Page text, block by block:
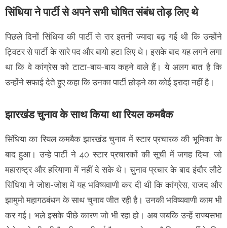
सिंधिया ने पार्टी से अपने सभी घोषित संबंध तोड़ लिए थे
पिछले दिनों सिंधिया की पार्टी से रार इतनी ज्यादा बढ़ गई थी कि उन्होंने
ट्विटर से पार्टी के सारे पद और बायो हटा लिए थे। इसके बाद यह लगने लगा
था कि वे कांग्रेस को टाटा-बाय-बाय कहने वाले हैं। ये अलग बात है कि
उन्होंने सफाई देते हुए कहा कि उनका पार्टी छोड़ने का कोई इरादा नहीं है।
झारखंड चुनाव के साथ किया था रियल कमबैक
सिंधिया का रियल कमबैक झारखंड चुनाव में स्टार प्रचारक की भूमिका के
बाद हुआ। उन्हे पार्टी ने 40 स्टार प्रचारकों की सूची में जगह दिया, जो
महाराष्ट्र और हरियाणा में नहीं दे सके थे। चुनाव प्रचार के बाद इंदौर लौटे
सिंधिया ने जोश-जोश में यह भविष्यवाणी कर दी थी कि कांग्रेस, राजद और
झामुमो महागठबंधन के साथ चुनाव जीत रही है। उनकी भविष्यवाणी काम भी
कर गई। भले इसके पीछे कारण जो भी रहा हो। अब जबकि उन्हें राज्यसभा